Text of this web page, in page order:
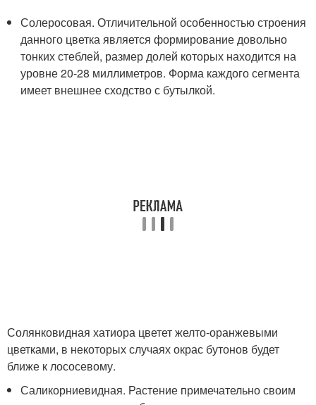
Солеросовая. Отличительной особенностью строения
данного цветка является формирование довольно
тонких стеблей, размер долей которых находится на
уровне 20-28 миллиметров. Форма каждого сегмента
имеет внешнее сходство с бутылкой.
Солянковидная хатиора цветет желто-оранжевыми
цветками, в некоторых случаях окрас бутонов будет
ближе к лососевому.
Саликорниевидная. Растение примечательно своим